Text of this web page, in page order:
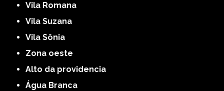
Vila Romana
Vila Suzana
Vila Sônia
Zona oeste
alto da providencia
Água Branca